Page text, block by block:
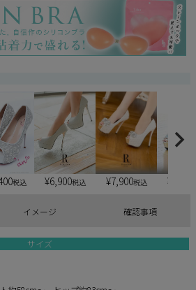
須
)
税込 ¥6,900税込 ¥7,900税込 ¥
イメージ 確認事項
サイズ